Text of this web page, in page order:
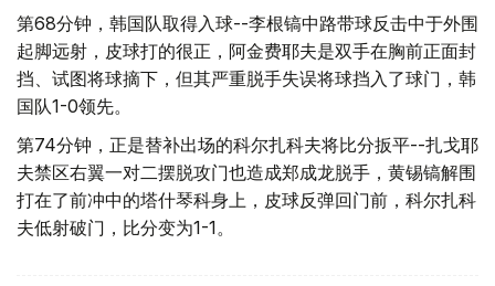
第68分钟，韩国队取得入球--李根镐中路带球反击中于外围
起脚远射，皮球打的很正，阿金费耶夫是双手在胸前正面封
挡、试图将球摘下，但其严重脱手失误将球挡入了球门，韩
国队1-0领先。
第74分钟，正是替补出场的科尔扎科夫将比分扳平--扎戈耶
夫禁区右翼一对二摆脱攻门也造成郑成龙脱手，黄锡镐解围
打在了前冲中的塔什琴科身上，皮球反弹回门前，科尔扎科
夫低射破门，比分变为1-1。